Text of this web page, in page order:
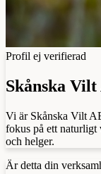
Profil ej verifierad
Skånska Vilt
Vi är Skånska Vilt
fokus på ett
och helger.
Är detta din